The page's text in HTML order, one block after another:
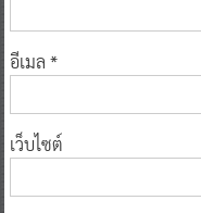
อีเมล *
เว็บไซต์